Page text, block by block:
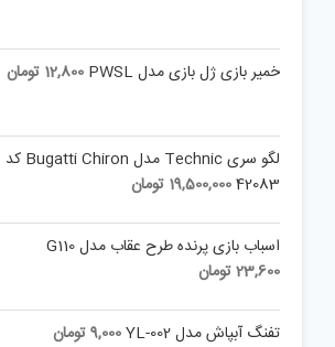
خمیر بازی ژل بازی مدل PWSL 12,800 تومان
لگو سری Technic مدل Bugatti Chiron کد
42083
19,500,000 تومان
اسباب بازی پرنده طرح عقاب مدل G110
23,600تومان
تفنگ آبپاش مدل YL-002 9,000تومان